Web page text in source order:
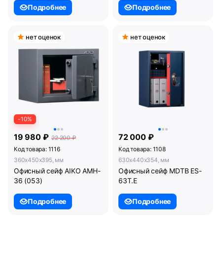
Подробнее Подробнее
нет оценок
-10%
19 980 ₽ 22 200 ₽
Код товара: 1116
360x450x395, мм
Офисный сейф AIKO AMH-
36 (053)
Подробнее
нет оценок
72 000 ₽
Код товара: 1108
630x440x354, мм
Офисный сейф MDTB ES-
63Т.Е
Подробнее